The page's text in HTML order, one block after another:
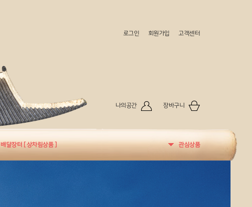
로그인 회원가입 고객센터
나의공간 장바구니
배달장터 [ 상차림상품 ] 관심상품